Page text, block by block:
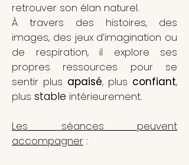
retrouver son élan naturel.
À travers des histoires, des
images, des jeux d’imagination ou
de respiration, il explore ses
propres ressources pour se
sentir plus apaisé, plus confiant,
plus stable intérieurement.
Les séances peuvent
accompagner :